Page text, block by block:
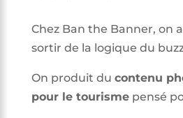
Chez Ban the Banner, on
sortir de la logique du
On produit du contenu
pour le tourismepensé